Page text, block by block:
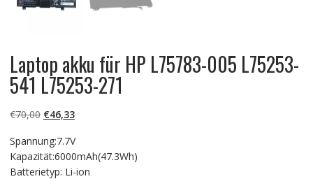
Laptop akku für HP L75783-005 L75253-
541 L75253-271
€70,00 Ursprünglicher
war:
€70,00
€46,33Aktueller
ist:
€46,33.
Spannung:7.7V
Kapazität:6000mAh(47.3Wh)
Batterietyp: Li-ion